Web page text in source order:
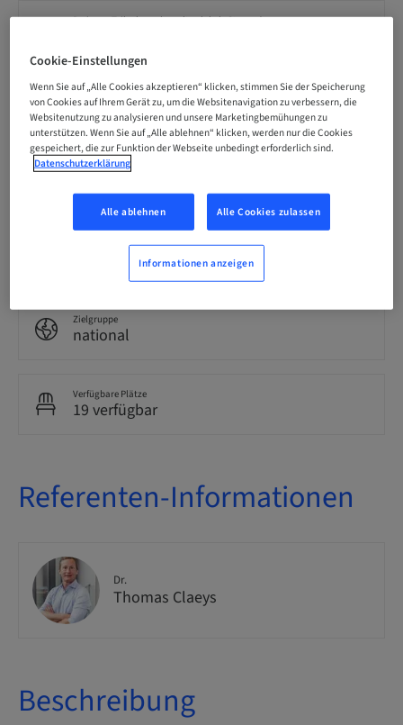
Preis pro Teilnehmer (es gelten lokale Steuern)
Sprache
Niederländisch
Punkte
Bereitstellungsmethode
Events & Kongresse
Zielgruppe
national
Verfügbare Plätze
19 verfügbar
Referenten-Informationen
Dr.
Thomas Claeys
Beschreibung
Cookie-Einstellungen
Wenn Sie auf „Alle Cookies akzeptieren“ klicken, stimmen Sie der Speicherung
von Cookies auf Ihrem Gerät zu, um die Websitenavigation zu verbessern, die
Websitenutzung zu analysieren und unsere Marketingbemühungen zu
unterstützen. Wenn Sie auf „Alle ablehnen“ klicken, werden nur die Cookies
gespeichert, die zur Funktion der Webseite unbedingt erforderlich sind.
Datenschutzerklärung
Alle ablehnen Alle Cookies zulassen
Informationen anzeigen